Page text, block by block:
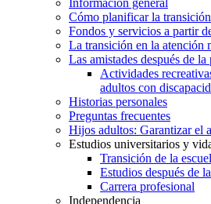
Cómo planificar la
Fondos y servicios a partir
La transición en la atención
Las amistades después de la
Actividades
adultos con
Historias personales
Preguntas frecuentes
Hijos adultos: Garantizar el
Estudios universitarios y
Transición de la
Estudios después de
Carrera profesional
Independencia